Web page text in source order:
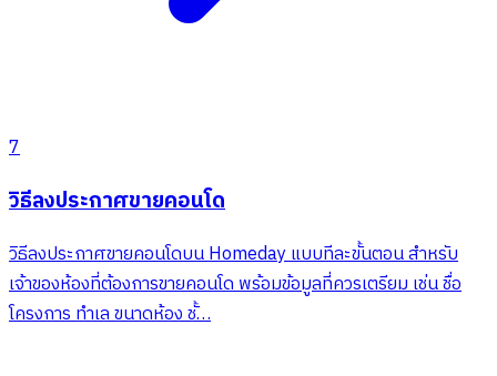
7
วิธีลงประกาศขายคอนโด
วิธีลงประกาศขายคอนโดบน Homeday แบบทีละขั้นตอน สำหรับ
เจ้าของห้องที่ต้องการขายคอนโด พร้อมข้อมูลที่ควรเตรียม เช่น ชื่อ
โครงการ ทำเล ขนาดห้อง ชั้…